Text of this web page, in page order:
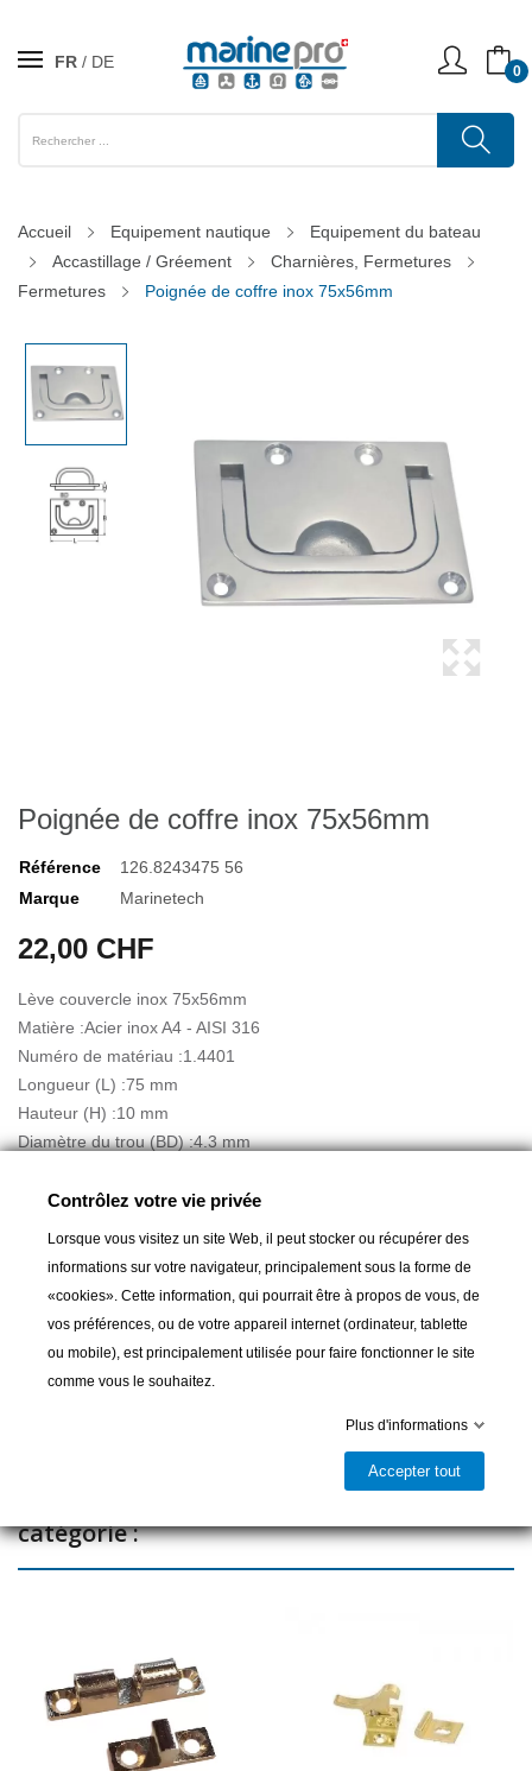
FR DE 0
Accueil Equipement nautique
Equipement du bateau
Accastillage / Gréement
Charnières, Fermetures
Fermetures
Poignée de coffre inox 75x56mm
Poignée de coffre inox 75x56mm
Référence
126.8243475 56
Marque
Marinetech
22,00 CHF
Lève couvercle inox 75x56mm
Matière :Acier inox A4 - AISI 316
Numéro de matériau :1.4401
Longueur (L) :75 mm
Hauteur (H) :10 mm
Diamètre du trou (BD) :4.3 mm
Ajouter au panier
Partager
catégorie :
Contrôlez votre vie privée
Lorsque vous visitez un site Web, il peut stocker ou récupérer des
informations sur votre navigateur, principalement sous la forme de
«cookies». Cette information, qui pourrait être à propos de vous, de
vos préférences, ou de votre appareil internet (ordinateur, tablette
ou mobile), est principalement utilisée pour faire fonctionner le site
comme vous le souhaitez.
Plus d'informations
Accepter tout